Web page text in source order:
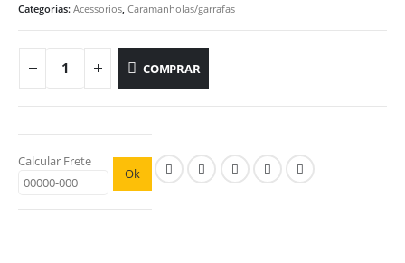
Categorias: Acessorios Caramanholas/garrafas
COMPRAR
Calcular Frete
Ok